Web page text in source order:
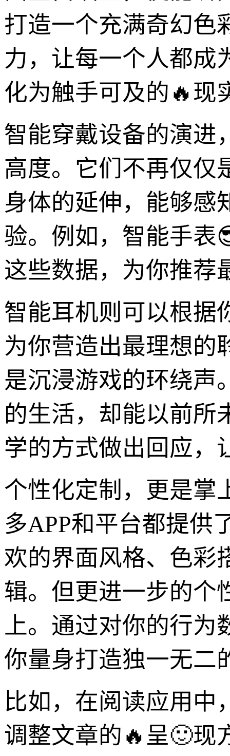
打造一个充满奇幻色
力，让每一个人都成
化为触手可及的🔥现
智能穿戴设备的演进
高度。它们不再仅仅
身体的延伸，能够感
验。例如，智能手表
这些数据，为你推荐
智能耳机则可以根据
为你营造出最理想的
是沉浸游戏的环绕声
的生活，却能以前所
学的方式做出回应，
个性化定制，更是掌
多APP和平台都提供
欢的界面风格、色彩
辑。但更进一步的个
上。通过对你的行为
你量身打造独一无二
比如，在阅读应用中
调整文章的🔥呈🙂现